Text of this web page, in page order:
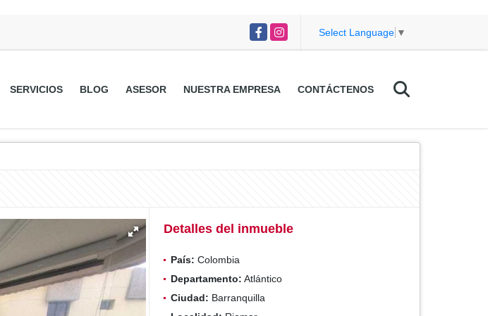
FacebookInstagram Select Language ▼
SERVICIOS BLOG ASESOR NUESTRA EMPRESA CONTÁCTENOS
Detalles del inmueble
País: Colombia
Departamento: Atlántico
Ciudad: Barranquilla